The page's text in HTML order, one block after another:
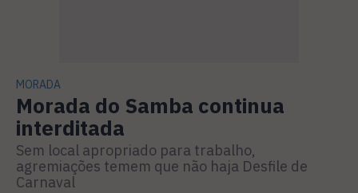
MORADA
Morada do Samba continua
interditada
Sem local apropriado para trabalho,
agremiações temem que não haja Desfile de
Carnaval